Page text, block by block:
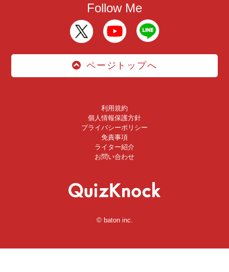
Follow Me
ページトップへ
利用規約
個人情報保護方針
プライバシーポリシー
免責事項
ライター紹介
お問い合わせ
© baton inc.